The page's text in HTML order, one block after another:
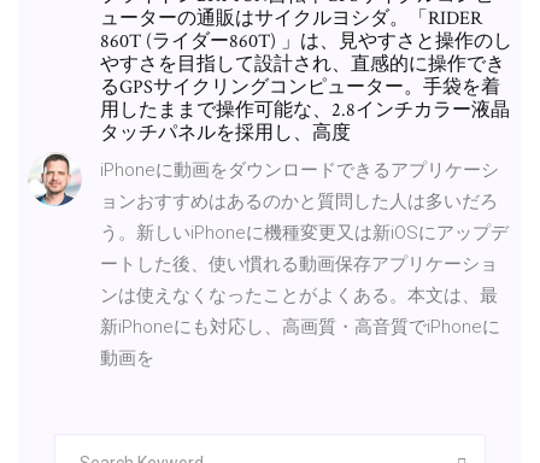
ューターの通販はサイクルヨシダ。「RIDER
860T (ライダー860T) 」は、見やすさと操作のし
やすさを目指して設計され、直感的に操作でき
るGPSサイクリングコンピューター。手袋を着
用したままで操作可能な、2.8インチカラー液晶
タッチパネルを採用し、高度
iPhoneに動画をダウンロードできるアプリケーシ
ョンおすすめはあるのかと質問した人は多いだろ
う。新しいiPhoneに機種変更又は新iOSにアップデ
ートした後、使い慣れる動画保存アプリケーショ
ンは使えなくなったことがよくある。本文は、最
新iPhoneにも対応し、高画質・高音質でiPhoneに
動画を